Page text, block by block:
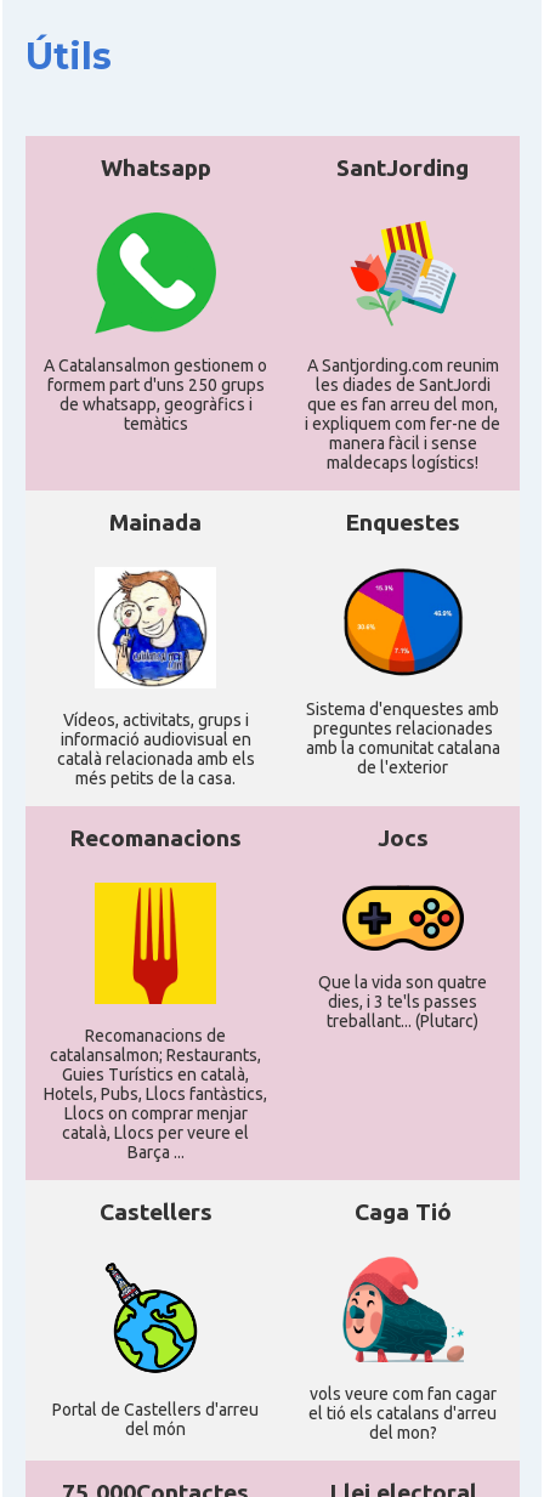
Útils
Whatsapp
A Catalansalmon gestionem o
formem part d'uns 250 grups
de whatsapp, geogràfics i
temàtics
SantJording
A Santjording.com reunim
les diades de SantJordi
que es fan arreu del mon,
i expliquem com fer-ne de
manera fàcil i sense
maldecaps logí­stics!
Mainada
Ví­deos, activitats, grups i
informació audiovisual en
català relacionada amb els
més petits de la casa.
Enquestes
Sistema d'enquestes amb
preguntes relacionades
amb la comunitat catalana
de l'exterior
Recomanacions
Recomanacions de
catalansalmon; Restaurants,
Guies Turístics en català,
Hotels, Pubs, Llocs fantàstics,
Llocs on comprar menjar
català, Llocs per veure el
Barça ...
Jocs
Que la vida son quatre
dies, i 3 te'ls passes
treballant... (Plutarc)
Castellers
Portal de Castellers d'arreu
del món
Caga Tió
vols veure com fan cagar
el tió els catalans d'arreu
del mon?